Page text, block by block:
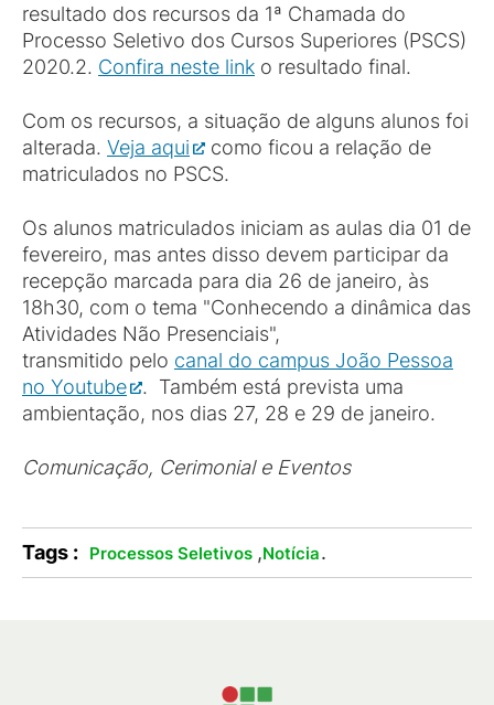
resultado dos recursos da 1ª Chamada do
Processo Seletivo dos Cursos Superiores (PSCS)
2020.2. Confira neste link o resultado final.
Com os recursos, a situação de alguns alunos foi
alterada. Veja aqui
como ficou a relação de
matriculados no PSCS.
Os alunos matriculados iniciam as aulas dia 01 de
fevereiro, mas antes disso devem participar da
recepção marcada para dia 26 de janeiro, às
18h30, com o tema "Conhecendo a dinâmica das
Atividades Não Presenciais",
transmitido pelo canal do campus João Pessoa
no Youtube
. Também está prevista uma
ambientação, nos dias 27, 28 e 29 de janeiro.
Comunicação, Cerimonial e Eventos
Tags : Processos Seletivos ,Notícia.